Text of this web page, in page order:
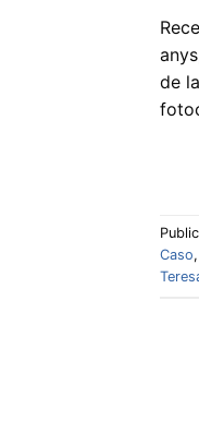
de
Caso,